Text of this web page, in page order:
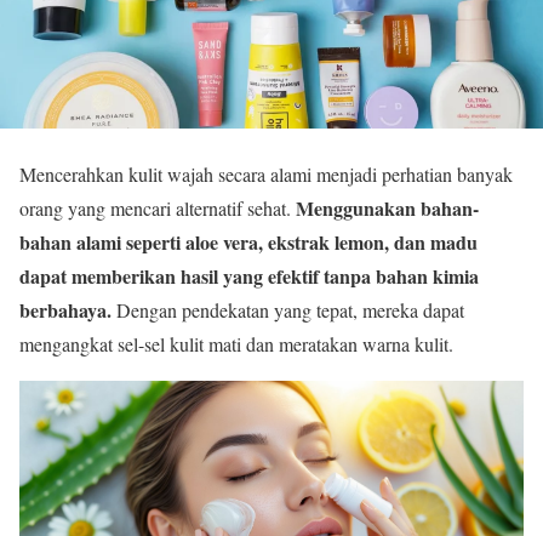
Mencerahkan kulit wajah secara alami menjadi perhatian banyak
orang yang mencari alternatif sehat. Menggunakan bahan-
bahan alami seperti aloe vera, ekstrak lemon, dan madu
dapat memberikan hasil yang efektif tanpa bahan kimia
berbahaya.Dengan pendekatan yang tepat, mereka dapat
mengangkat sel-sel kulit mati dan meratakan warna kulit.